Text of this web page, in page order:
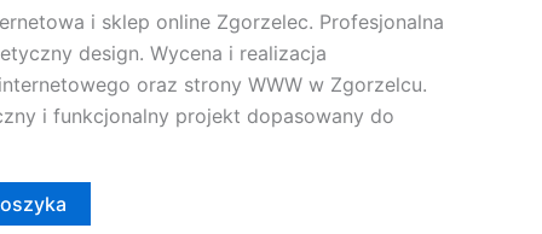
i sklep online Zgorzelec. Profesjonalna
design. Wycena i realizacja
oraz strony WWW w Zgorzelcu.
i funkcjonalny projekt dopasowany do